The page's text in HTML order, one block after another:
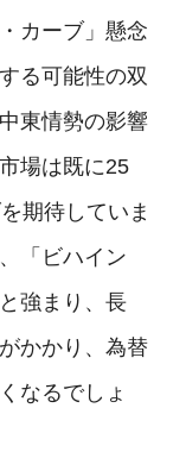
カーブ」懸念
る可能性の双
東情勢の影響
場は既に25
期待していま
「ビハイン
強まり、長
かかり、為替
なるでしょ